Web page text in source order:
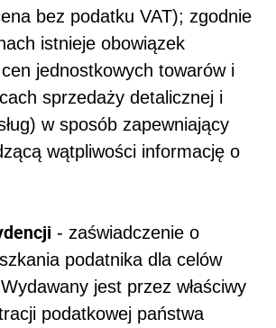
bez podatku VAT); zgodnie
istnieje obowiązek
jednostkowych towarów i
sprzedaży detalicznej i
w sposób zapewniający
wątpliwości informację o
- zaświadczenie o
podatnika dla celów
jest przez właściwy
podatkowej państwa